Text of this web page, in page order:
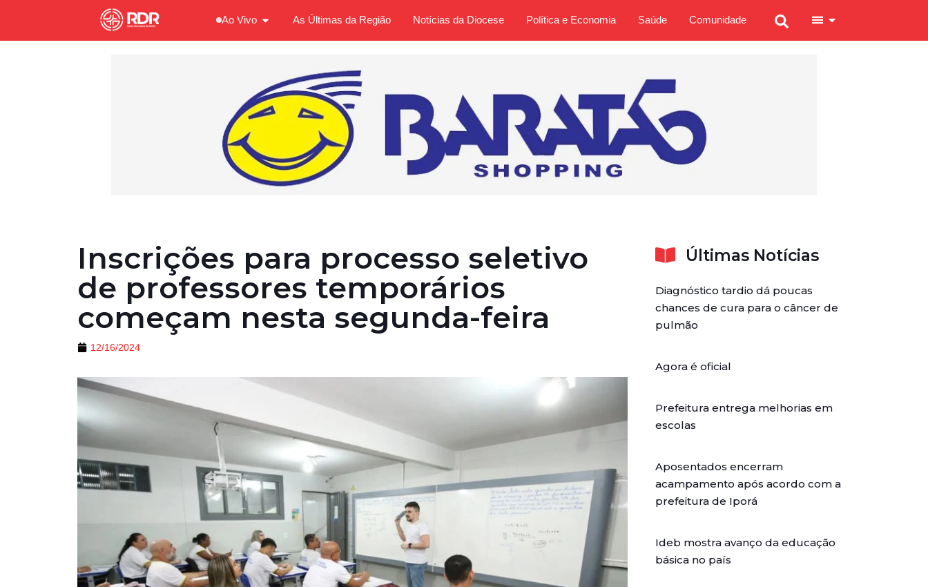
Ao Vivo As Últimas da Região Notícias da Diocese Política e Economia Saúde Comunidade
Inscrições para processo seletivo
de professores temporários
começam nesta segunda-feira
12/16/2024
Últimas Notícias
Diagnóstico tardio dá poucas
chances de cura para o câncer de
pulmão
Agora é oficial
Prefeitura entrega melhorias em
escolas
Aposentados encerram
acampamento após acordo com a
prefeitura de Iporá
Ideb mostra avanço da educação
básica no país